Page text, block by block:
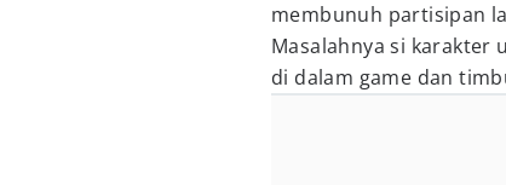
membunuh partisipan
Masalahnya si karakter
di dalam game dan